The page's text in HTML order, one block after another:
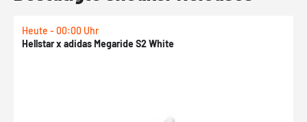
Heute - 00:00 Uhr
Hellstar x adidas Megaride S2 White